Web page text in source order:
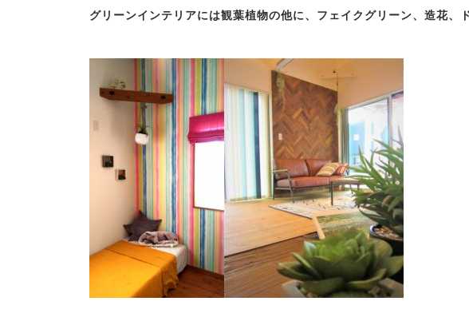
グリーンインテリアには観葉植物の他に、フェイクグリーン、造花、